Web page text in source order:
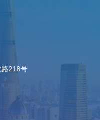
路218号